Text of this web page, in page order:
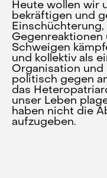
Heute wollen wir
bekräftigen und
Schweigen
und kollektiv als
Organisation und
politisch gegen
das
unser Leben
haben nicht die
aufzugeben.